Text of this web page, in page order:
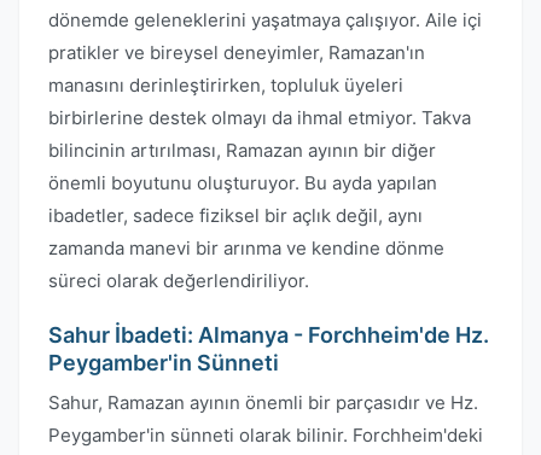
dönemde geleneklerini yaşatmaya çalışıyor. Aile içi
pratikler ve bireysel deneyimler, Ramazan'ın
manasını derinleştirirken, topluluk üyeleri
birbirlerine destek olmayı da ihmal etmiyor. Takva
bilincinin artırılması, Ramazan ayının bir diğer
önemli boyutunu oluşturuyor. Bu ayda yapılan
ibadetler, sadece fiziksel bir açlık değil, aynı
zamanda manevi bir arınma ve kendine dönme
süreci olarak değerlendiriliyor.
Sahur İbadeti: Almanya - Forchheim'de Hz.
Peygamber'in Sünneti
Sahur, Ramazan ayının önemli bir parçasıdır ve Hz.
Peygamber'in sünneti olarak bilinir. Forchheim'deki